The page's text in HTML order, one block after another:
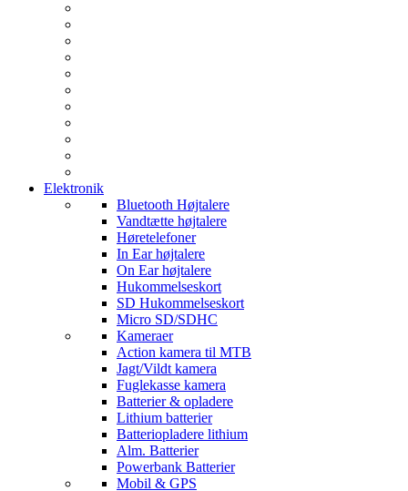
Elektronik
Bluetooth Højtalere
Vandtætte højtalere
Høretelefoner
In Ear højtalere
On Ear højtalere
Hukommelseskort
SD Hukommelseskort
Micro SD/SDHC
Kameraer
Action kamera til MTB
Jagt/Vildt kamera
Fuglekasse kamera
Batterier & opladere
Lithium batterier
Batteriopladere lithium
Alm. Batterier
Powerbank Batterier
Mobil & GPS